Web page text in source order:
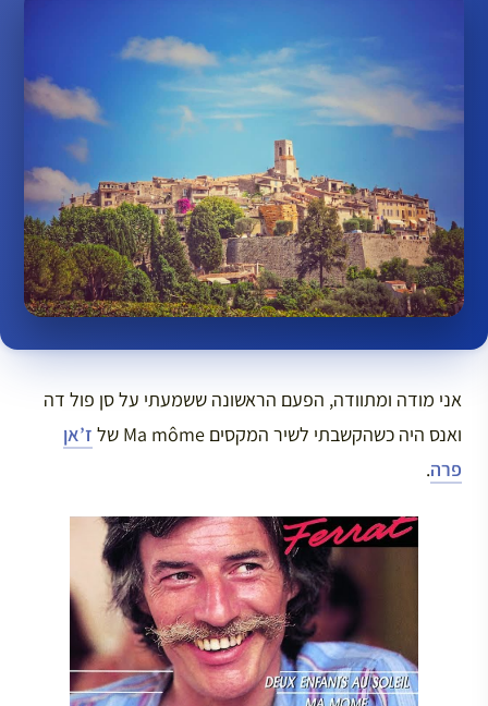
אני מודה ומתוודה, הפעם הראשונה ששמעתי על סן פול דה
ואנס היה כשהקשבתי לשיר המקסים Ma môme של
ז’אן
פרה.